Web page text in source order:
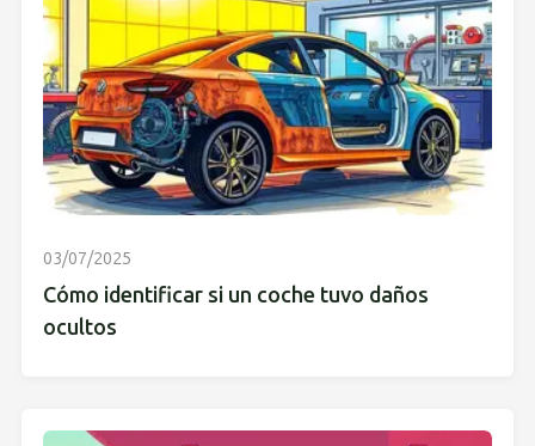
03/07/2025
Cómo identificar si un coche tuvo daños
ocultos